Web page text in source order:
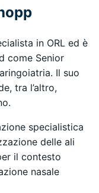
in ORL ed è
come Senior
Il suo
tra l’altro,
specialistica
delle ali
il contesto
nasale